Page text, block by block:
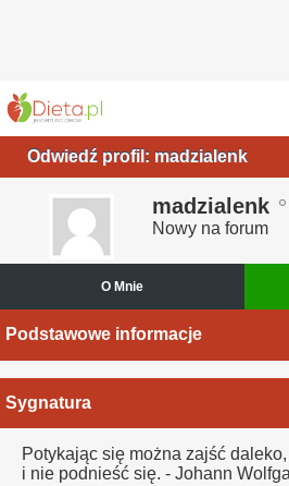
Odwiedź profil: madzialenk
madzialenk
Nowy na forum
O Mnie
Podstawowe informacje
Sygnatura
Potykając się można zajść
i nie podnieść się. - Johann